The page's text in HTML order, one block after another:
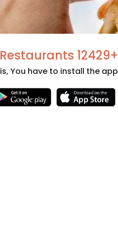
+12429 Restaurants
You have to install the app.